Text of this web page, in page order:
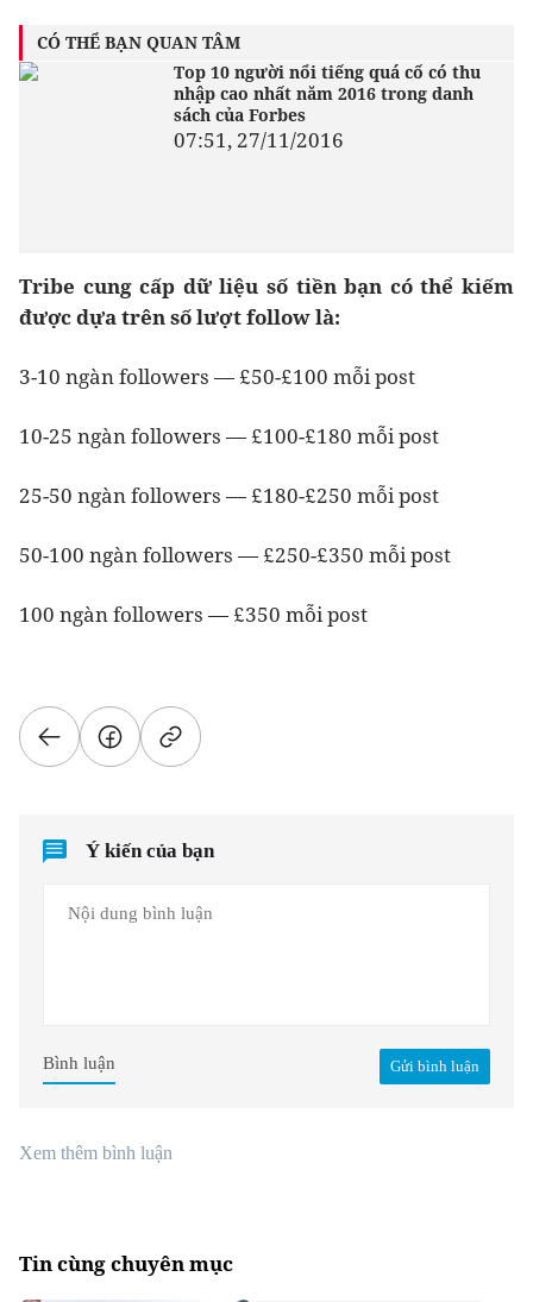
CÓ THỂ BẠN QUAN TÂM
Top 10 người nổi tiếng quá cố có thu
nhập cao nhất năm 2016 trong danh
sách của Forbes
07:51, 27/11/2016
Tribe cung cấp dữ liệu số tiền bạn có thể kiếm
được dựa trên số lượt follow là:
3-10 ngàn followers — £50-£100 mỗi post
10-25 ngàn followers — £100-£180 mỗi post
25-50 ngàn followers — £180-£250 mỗi post
50-100 ngàn followers — £250-£350 mỗi post
100 ngàn followers — £350 mỗi post
Ý kiến của bạn
Gửi bình luận
Bình luận
Xem thêm bình luận
Tin cùng chuyên mục